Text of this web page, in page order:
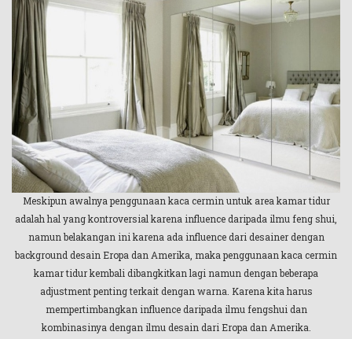
Meskipun awalnya penggunaan kaca cermin untuk area kamar tidur
adalah hal yang kontroversial karena influence daripada ilmu feng shui,
namun belakangan ini karena ada influence dari desainer dengan
background desain Eropa dan Amerika, maka penggunaan kaca cermin
kamar tidur kembali dibangkitkan lagi namun dengan beberapa
adjustment penting terkait dengan warna. Karena kita harus
mempertimbangkan influence daripada ilmu fengshui dan
kombinasinya dengan ilmu desain dari Eropa dan Amerika.